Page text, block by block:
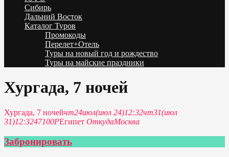
Сибирь
Дальний Восток
Каталог Туров
Промокоды
Перелет+Отель
Туры на новый год и рождество
Туры на майские праздники
Хургада, 7 ночей
Хургада, 7 ночейчт24июл(июл 24)12:32чт31(июл
31)12:3247100PЕгипет ОткудаМосква
Забронировать